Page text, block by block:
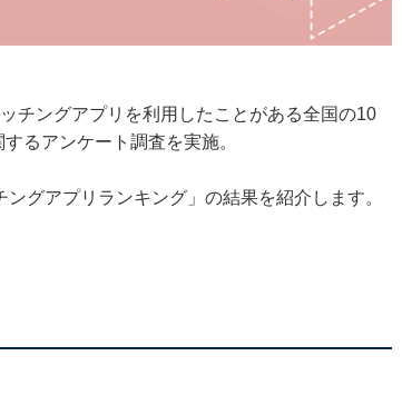
チングアプリを利用したことがある全国の10
るアンケート調査を実施。
グアプリランキング」の結果を紹介します。